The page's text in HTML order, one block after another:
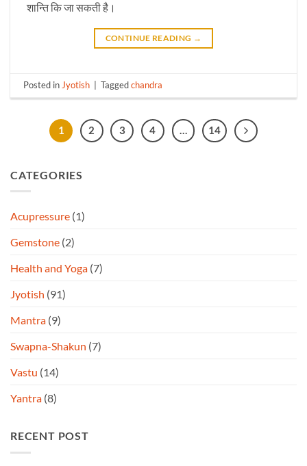
शान्ति कि जा सकती है।
CONTINUE READING →
Posted inJyotish Taggedchandra
1 2 3 4 … 14
CATEGORIES
Acupressure (1)
Gemstone (2)
Health and Yoga (7)
Jyotish (91)
Mantra (9)
Swapna-Shakun (7)
Vastu (14)
Yantra (8)
RECENT POST